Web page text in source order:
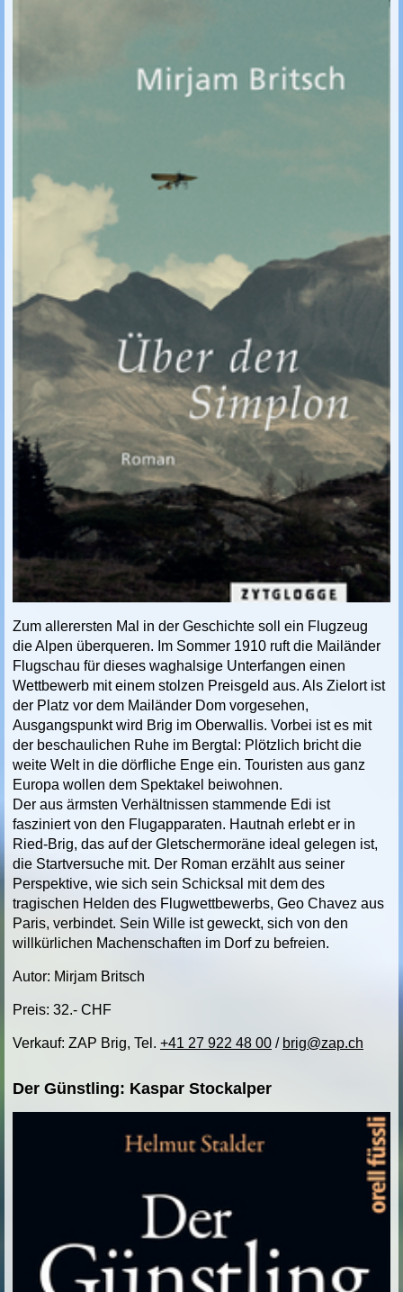
Zum allerersten Mal in der Geschichte soll ein Flugzeug
die Alpen überqueren. Im Sommer 1910 ruft die Mailänder
Flugschau für dieses waghalsige Unterfangen einen
Wettbewerb mit einem stolzen Preisgeld aus. Als Zielort ist
der Platz vor dem Mailänder Dom vorgesehen,
Ausgangspunkt wird Brig im Oberwallis. Vorbei ist es mit
der beschaulichen Ruhe im Bergtal: Plötzlich bricht die
weite Welt in die dörfliche Enge ein. Touristen aus ganz
Europa wollen dem Spektakel beiwohnen.
Der aus ärmsten Verhältnissen stammende Edi ist
fasziniert von den Flugapparaten. Hautnah erlebt er in
Ried-Brig, das auf der Gletschermoräne ideal gelegen ist,
die Startversuche mit. Der Roman erzählt aus seiner
Perspektive, wie sich sein Schicksal mit dem des
tragischen Helden des Flugwettbewerbs, Geo Chavez aus
Paris, verbindet. Sein Wille ist geweckt, sich von den
willkürlichen Machenschaften im Dorf zu befreien.
Autor: Mirjam Britsch
Preis: 32.- CHF
Verkauf: ZAP Brig, Tel. +41 27 922 48 00 / brig@zap.ch
Der Günstling: Kaspar Stockalper